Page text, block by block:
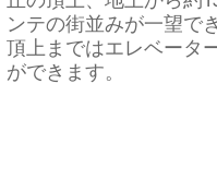
ンテの街並みが一望で
頂上まではエレベータ
ができます。